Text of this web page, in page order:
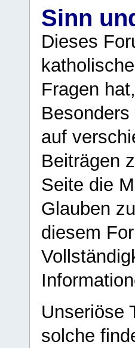
Sinn
Dieses
Fragen
auf
Beiträgen
Seite die
Glauben
diesem
Unseriöse
solche